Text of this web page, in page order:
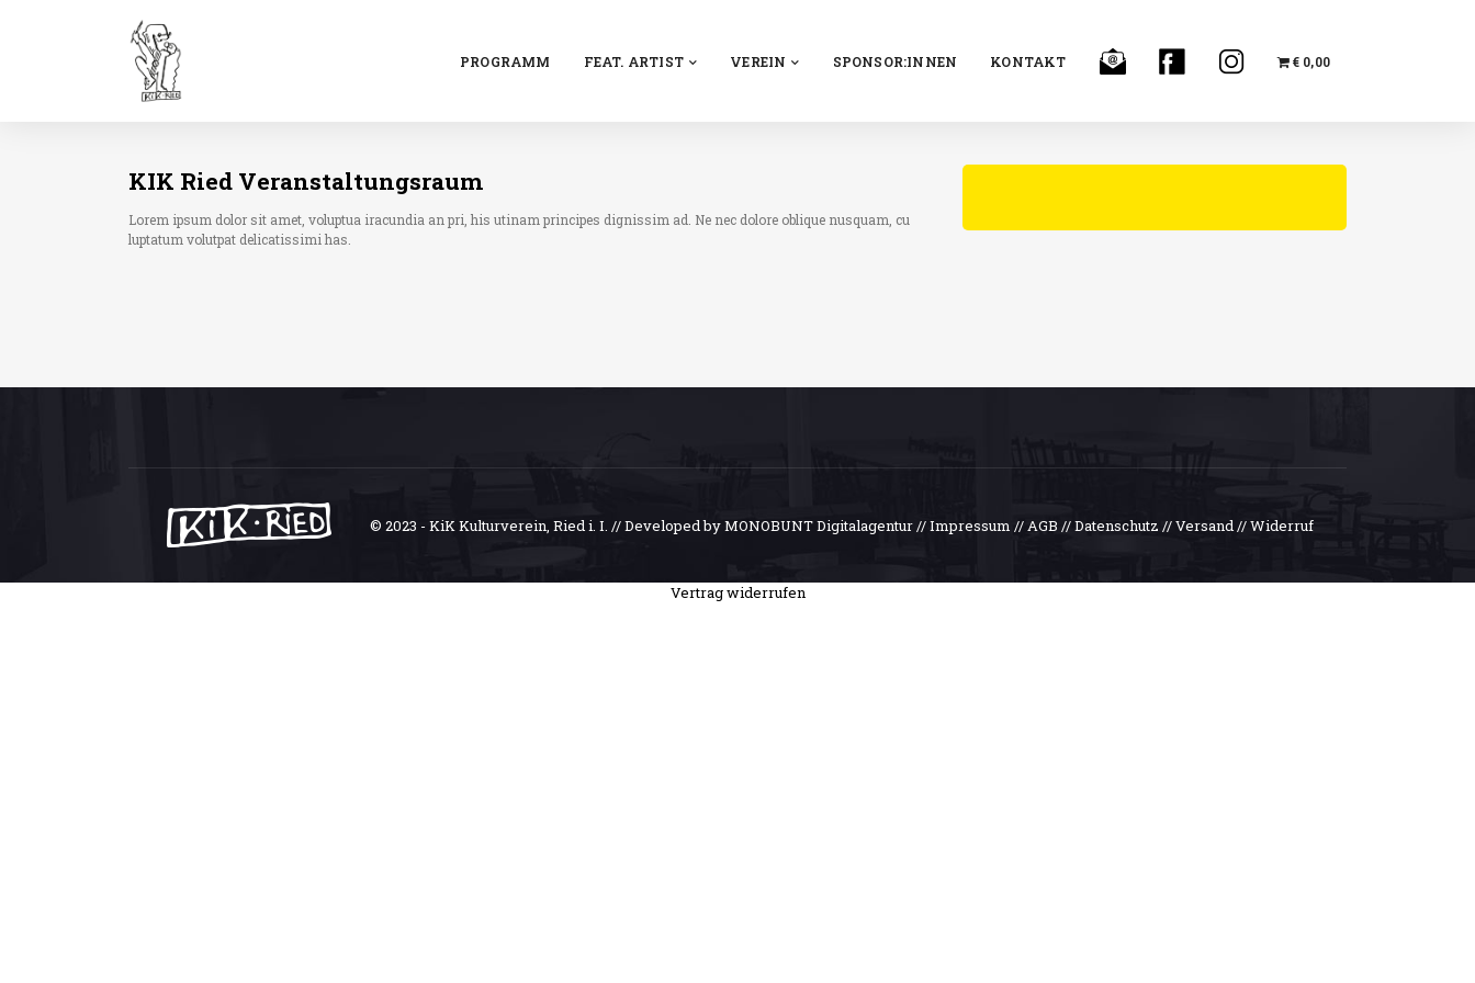
PROGRAMM FEAT. ARTIST VEREIN SPONSOR:INNEN KONTAKT € 0,00
KIK Ried Veranstaltungsraum
Lorem ipsum dolor sit amet, voluptua iracundia an pri, his utinam principes dignissim ad. Ne nec dolore oblique nusquam, cu
luptatum volutpat delicatissimi has.
© 2023 - KiK Kulturverein, Ried i. I. // Developed by MONOBUNT Digitalagentur //Impressum //AGB //Datenschutz //Versand//Widerruf
Vertrag widerrufen